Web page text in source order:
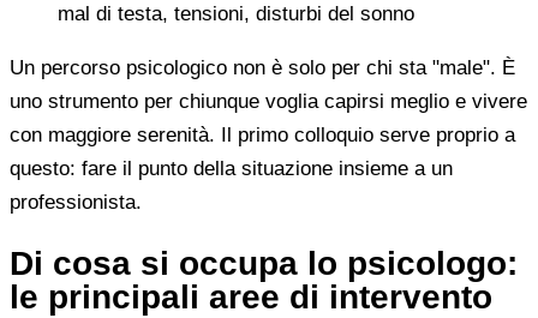
mal di testa, tensioni, disturbi del sonno
Un percorso psicologico non è solo per chi sta "male". È
uno strumento per chiunque voglia capirsi meglio e vivere
con maggiore serenità. Il primo colloquio serve proprio a
questo: fare il punto della situazione insieme a un
professionista.
Di cosa si occupa lo psicologo:
le principali aree di intervento